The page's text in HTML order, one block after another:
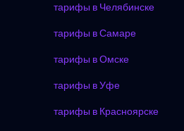
тарифы в Челябинске
тарифы в Самаре
тарифы в Омске
тарифы в Уфе
тарифы в Красноярске